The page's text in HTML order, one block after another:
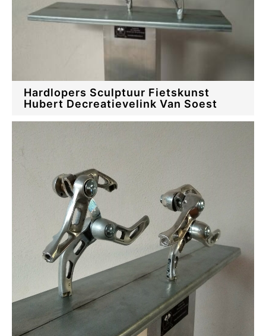
Hardlopers Sculptuur Fietskunst
Hubert Decreatievelink Van Soest